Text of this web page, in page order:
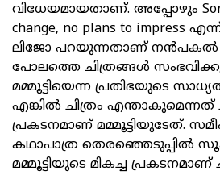
വിധേയമായതാണ്. അപ്പോഴും
change, no plans to impress
ലിജോ പറയുന്നതാണ് നൻപകൽ
പോലത്തെ ചിത്രങ്ങൾ
മമ്മൂട്ടിയെന്ന പ്രതിഭയുടെ
എങ്കിൽ ചിത്രം എന്താകുമെന്നത്
പ്രകടനമാണ് മമ്മൂട്ടിയുടേത്.
കഥാപാത്ര തെരഞ്ഞെടുപ്പിൽ
മമ്മൂട്ടിയുടെ മികച്ച പ്രകടനമാണ്